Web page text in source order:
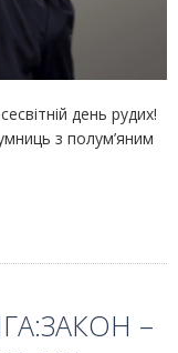
день рудих!
з полум’яним
–